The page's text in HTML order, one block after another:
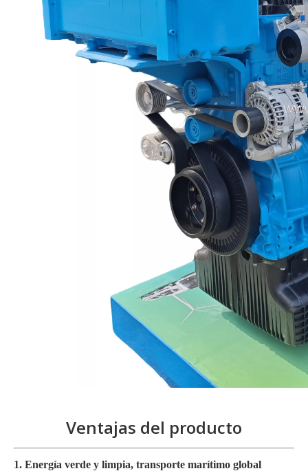
Ventajas del producto
1. Energía verde y limpia, transporte marítimo global